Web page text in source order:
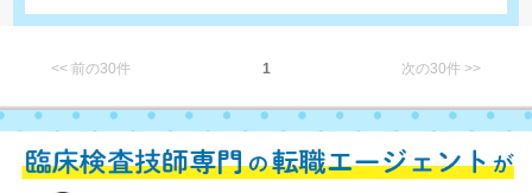
<< 前の30件 1 次の30件 >>